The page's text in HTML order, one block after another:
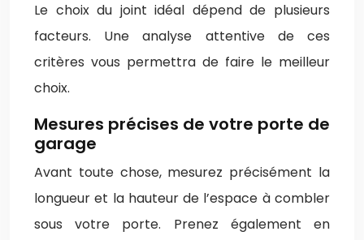
Le choix du joint idéal dépend de plusieurs
facteurs. Une analyse attentive de ces
critères vous permettra de faire le meilleur
choix.
Mesures précises de votre porte de
garage
Avant toute chose, mesurez précisément la
longueur et la hauteur de l’espace à combler
sous votre porte. Prenez également en